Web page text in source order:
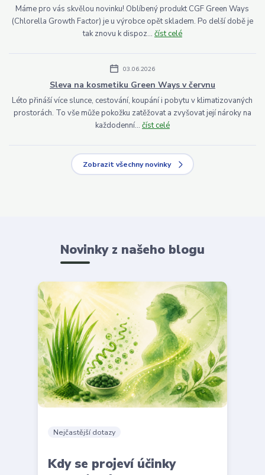
Máme pro vás skvělou novinku! Oblíbený produkt CGF Green Ways
(Chlorella Growth Factor) je u výrobce opět skladem. Po delší době je
tak znovu k dispoz... číst celé
03.06.2026
Sleva na kosmetiku Green Ways v červnu
Léto přináší více slunce, cestování, koupání i pobytu v klimatizovaných
prostorách. To vše může pokožku zatěžovat a zvyšovat její nároky na
každodenní... číst celé
Zobrazit všechny novinky
Novinky z našeho blogu
Nejčastější dotazy
Kdy se projeví účinky